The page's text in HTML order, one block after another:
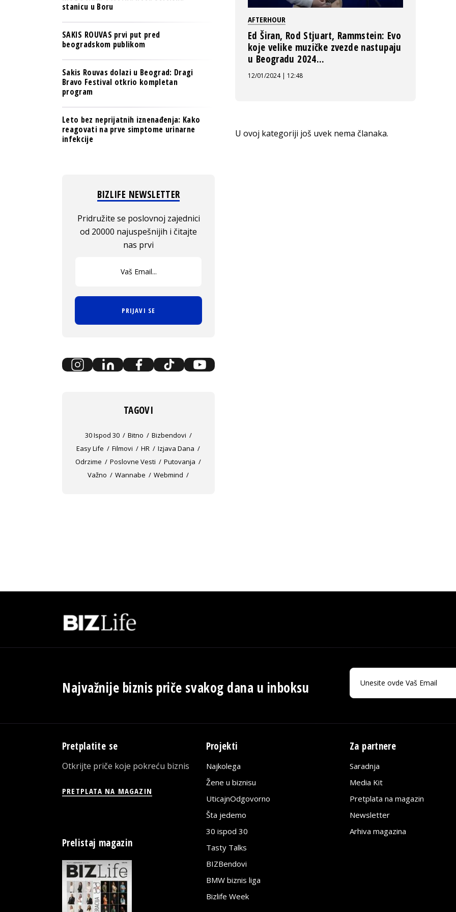
AFTERHOUR
Ed Širan, Rod Stjuart, Rammstein: Evo
koje velike muzičke zvezde nastupaju
u Beogradu 2024...
12/01/2024 | 12:48
U ovoj kategoriji još uvek nema članaka.
stanicu u Boru
SAKIS ROUVAS prvi put pred
beogradskom publikom
Sakis Rouvas dolazi u Beograd: Dragi
Bravo Festival otkrio kompletan
program
Leto bez neprijatnih iznenađenja: Kako
reagovati na prve simptome urinarne
infekcije
BIZLIFE NEWSLETTER
Pridružite se poslovnoj zajednici
od 20000 najuspešnijih i čitajte
nas prvi
PRIJAVI SE
TAGOVI
30 Ispod 30 Bitno
Bizbendovi
Easy Life
Filmovi HR
Izjava Dana
Odrzime
Poslovne Vesti
Putovanja
Važno
Wannabe Webmind
Najvažnije biznis priče svakog dana u inboksu
Pretplatite se
Otkrijte priče koje pokreću biznis
PRETPLATA NA MAGAZIN
Prelistaj magazin
Projekti
Najkolega
Žene u biznisu
UticajnOdgovorno
Šta jedemo
30 ispod 30
Tasty Talks
BIZBendovi
BMW biznis liga
Bizlife Week
Za partnere
Saradnja
Media Kit
Pretplata na magazin
Newsletter
Arhiva magazina